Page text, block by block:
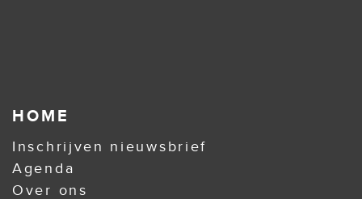
HOME
Inschrijven nieuwsbrief
Agenda
Over ons